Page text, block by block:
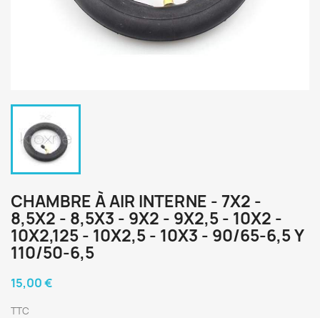
CHAMBRE À AIR INTERNE - 7X2 -
8,5X2 - 8,5X3 - 9X2 - 9X2,5 - 10X2 -
10X2,125 - 10X2,5 - 10X3 - 90/65-6,5 Y
110/50-6,5
15,00 €
TTC